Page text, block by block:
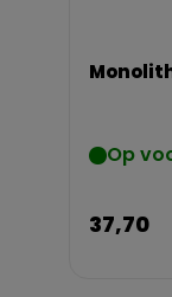
Op
37,70